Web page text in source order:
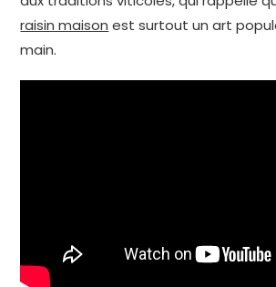
raisin maison est surtout un art
main.